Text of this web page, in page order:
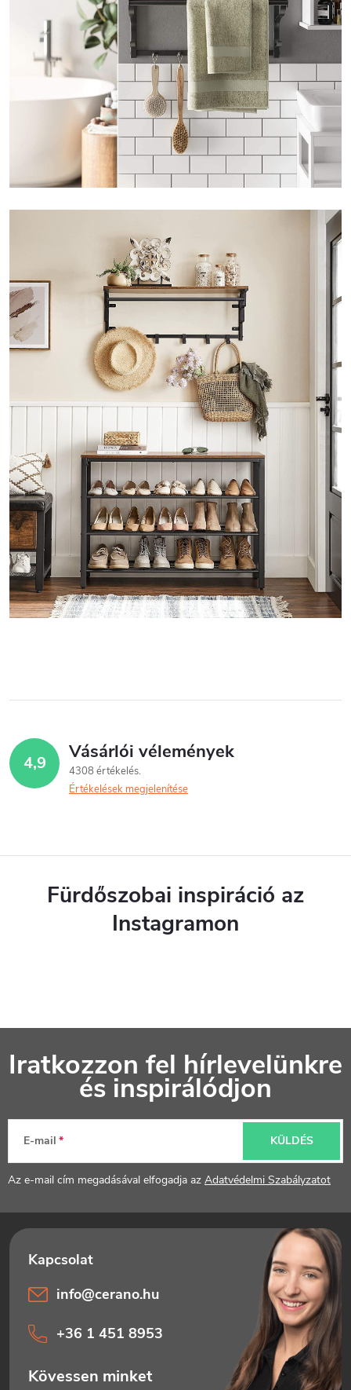
4,9 Vásárlói vélemények
4308 értékelés
Értékelések megjelenítése
Fürdőszobai inspiráció az
Instagramon
á
é
Iratkozzon fel hírlevelünkre
és inspirálódjon
E-mail
Az e-mail cím megadásával elfogadja az Adatvédelmi Szabályzatot
KÜLDÉS
info@cerano.hu
+36 1 451 8953